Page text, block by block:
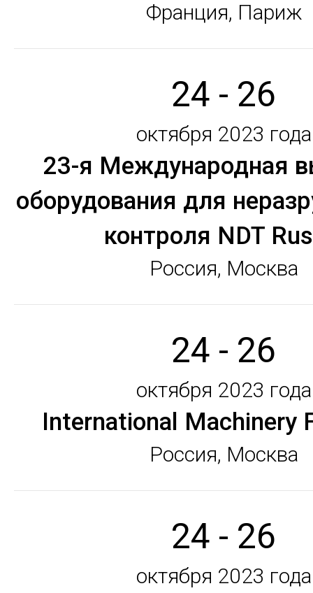
Франция, Париж
24 - 26
октября 2023 года
23-я Международная
оборудования для
контроля NDT
Россия, Москва
24 - 26
октября 2023 года
International Machinery
Россия, Москва
24 - 26
октября 2023 года